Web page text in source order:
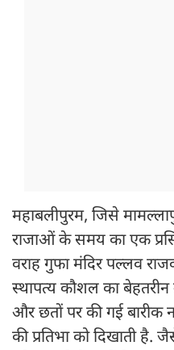
महाबलीपुरम, जिसे
राजाओं के समय का एक
वराह गुफा मंदिर पल्लव
स्थापत्य कौशल का बेहतरीन
और छतों पर की गई बारीक
की प्रतिभा को दिखाती है.